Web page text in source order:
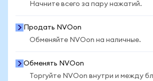
Начните всего за пару нажатий.
Продать NVOon
Обменяйте NVOon на наличные.
Обменять NVOon
Торгуйте NVOon внутри и между